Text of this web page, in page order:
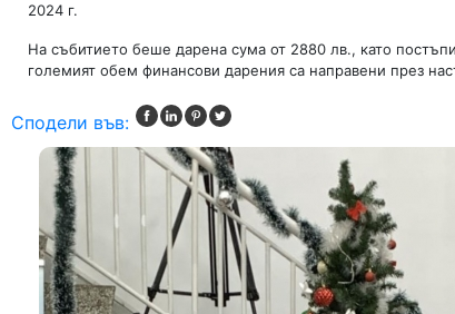
2024 г.
На събитието беше дарена сума от 2880 лв., като
големият обем финансови дарения са направени през
Сподели във: